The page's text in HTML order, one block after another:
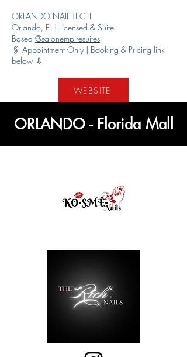
ORLANDO NAIL TECH
Orlando, FL | Licensed & Suite-
Based @salonempiresuites
🖇️ Appointment Only | Booking & Pricing link
below ⇩
WEBSITE
ORLANDO - Florida Mall